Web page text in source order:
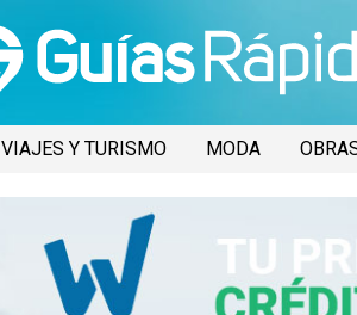
VIAJES Y TURISMO MODA